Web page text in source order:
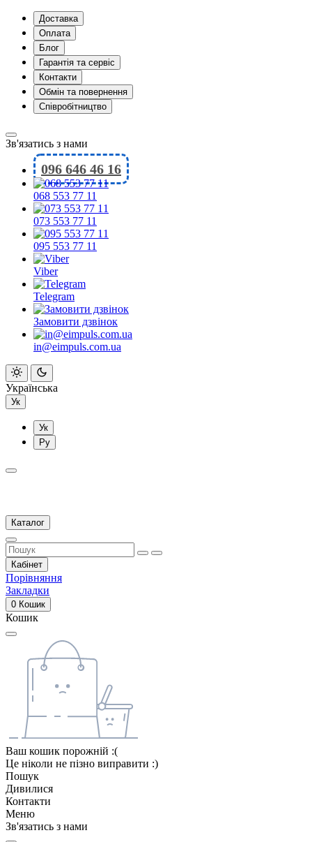
Доставка
Оплата
Блог
Гарантія та сервіс
Контакти
Обмін та повернення
Співробітництво
Зв'язатись з нами
096 646 46 16
068 553 77 11
073 553 77 11
095 553 77 11
Viber
Telegram
Замовити дзвінок
in@eimpuls.com.ua
Українська
Ук
Ук
Ру
Каталог
Кабінет
Порівняння
Закладки
0 Кошик
Кошик
Ваш кошик порожній :(
Це ніколи не пізно виправити :)
Пошук
Дивилися
Контакти
Меню
Зв'язатись з нами